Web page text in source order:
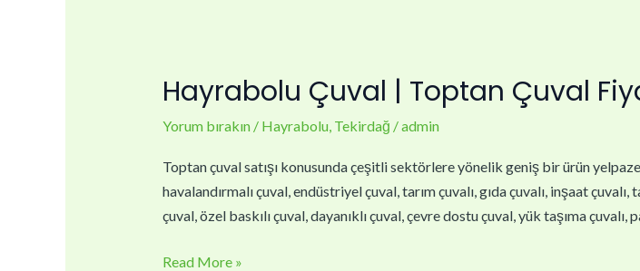
Hayrabolu Çuval | Toptan Çuval
Yorum bırakın / Hayrabolu, Tekirdağ /admin
Toptan çuval satışı konusunda çeşitli sektörlere yönelik geniş bir ürün
havalandırmalı çuval, endüstriyel çuval, tarım çuvalı, gıda çuvalı, inşaat
çuval, özel baskılı çuval, dayanıklı çuval, çevre dostu çuval, yük taşıma
Hayrabolu
Toptan
Çuval
Fiyatları
Read More »